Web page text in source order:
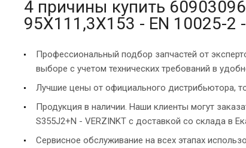
4 причины купить
95X111,3X153 - EN 10025-
Профессиональный подбор запчастей от
выборе с учетом технических требований в
Лучшие цены от официального дистрибьютора,
Продукция в наличии. Наши клиенты могут
S355J2+N - VERZINKT с доставкой со склада в
Сервисное обслуживание на всех этапах